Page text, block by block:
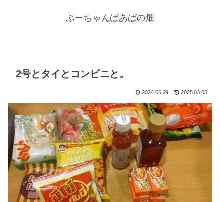
ぶーちゃんばあばの畑
2号とタイとコンビニと。
2024.06.29 2025.03.05